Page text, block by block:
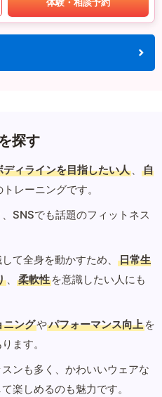
探す
ィラインを目指したい人 、
自
レーニングです。
SNSでも話題のフィットネス
て全身を動かすため、
日常生
、 柔軟性 を意識したい人にも
ニングやパフォーマンス向上 を
ます。
ンも多く、かわいいウェアな
楽しめるのも魅力です。